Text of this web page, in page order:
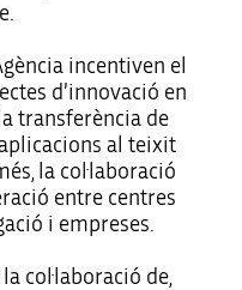
incentiven el
d’innovació en
transferència de
al teixit
la col·laboració
entre centres
i empreses.
col·laboració de,